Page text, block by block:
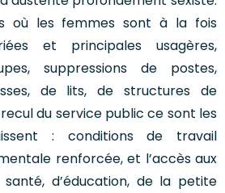
où les femmes sont à la fois
et principales usagères,
suppressions de postes,
de lits, de structures de
du service public ce sont les
: conditions de travail
renforcée, et l’accès aux
d’éducation, de la petite